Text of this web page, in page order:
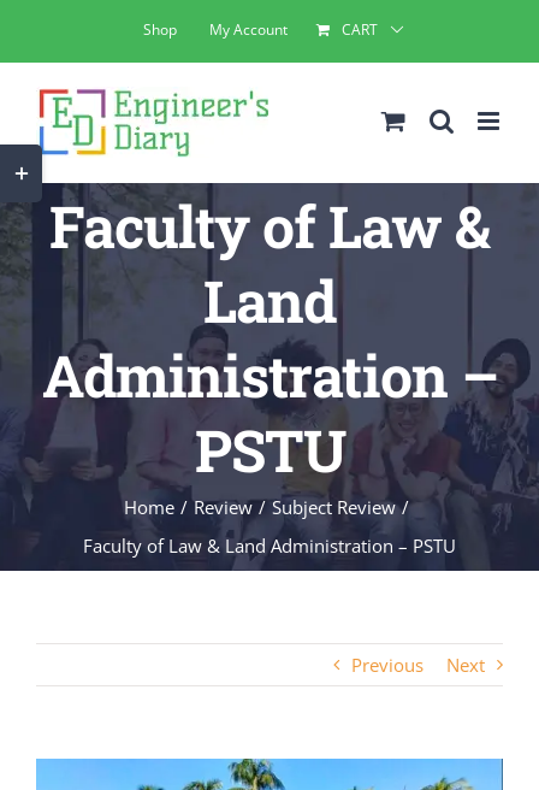
to
content
Shop My Account CART
Faculty of Law &
Land
Administration –
PSTU
Home Review
Subject Review
Faculty of Law & Land Administration – PSTU
Previous Next
Toggle
Sliding
Bar
Area